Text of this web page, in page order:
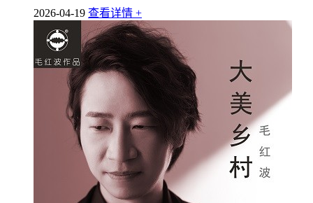
2026-04-19 查看详情 +